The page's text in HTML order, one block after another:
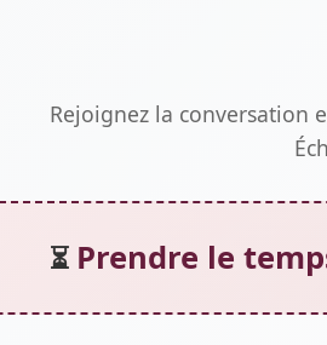
Rejoignez la conversation
⏳ Prendre le